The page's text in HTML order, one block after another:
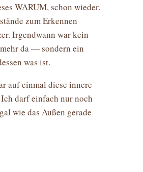
WARUM, schon wieder.
zum Erkennen
Irgendwann war kein
da — sondern ein
was ist.
auf einmal diese innere
darf einfach nur noch
wie das Außen gerade